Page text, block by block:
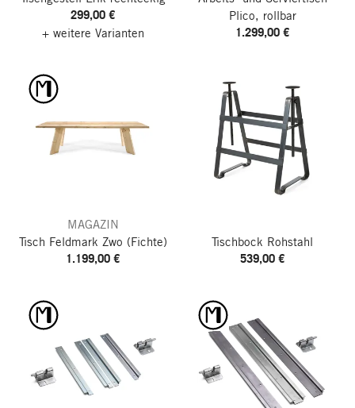
299,00 €
+ weitere Varianten
Plico, rollbar
1.299,00 €
MAGAZIN
Tisch Feldmark Zwo (Fichte)
1.199,00 €
Tischbock Rohstahl
539,00 €